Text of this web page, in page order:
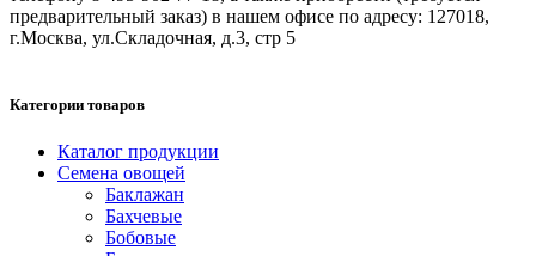
предварительный заказ) в нашем офисе по адресу: 127018,
г.Москва, ул.Складочная, д.3, стр 5
Категории товаров
Каталог продукции
Семена овощей
Баклажан
Бахчевые
Бобовые